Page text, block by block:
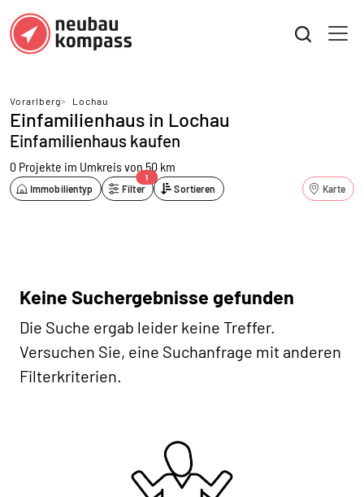
Vorarlberg> Lochau
Einfamilienhaus in Lochau
Einfamilienhaus kaufen
0 Projekte im Umkreis von 50 km
Immobilientyp Filter
1
Sortieren Karte
Keine Suchergebnisse gefunden
Die Suche ergab leider keine Treffer.
Versuchen Sie, eine Suchanfrage mit anderen
Filterkriterien.